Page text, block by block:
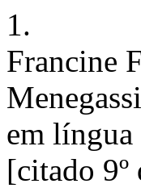
1.
Francine
em língua
[citado